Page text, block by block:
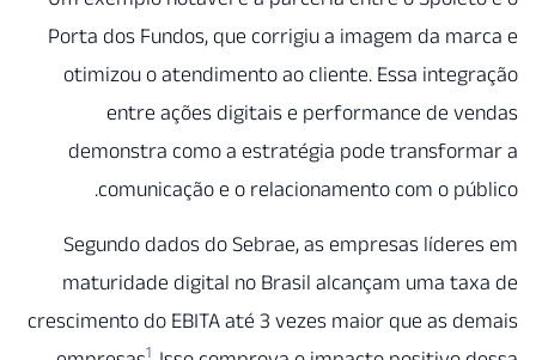
Porta dos Fundos, que corrigiu a imagem da
otimizou o atendimento ao cliente. Essa
entre ações digitais e performance de
demonstra como a estratégia pode
comunicação e o relacionamento com o
Segundo dados do Sebrae, as empresas
maturidade digital no Brasil alcançam uma
crescimento do EBITA até 3 vezes maior que as
1